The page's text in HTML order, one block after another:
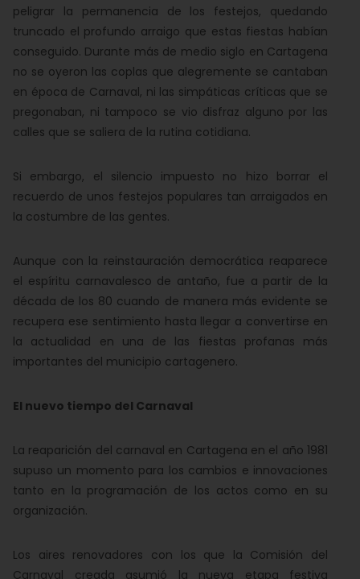
peligrar la permanencia de los festejos, quedando
truncado el profundo arraigo que estas fiestas habían
conseguido. Durante más de medio siglo en Cartagena
no se oyeron las coplas que alegremente se cantaban
en época de Carnaval, ni las simpáticas críticas que se
pregonaban, ni tampoco se vio disfraz alguno por las
calles que se saliera de la rutina cotidiana.
Si embargo, el silencio impuesto no hizo borrar el
recuerdo de unos festejos populares tan arraigados en
la costumbre de las gentes.
Aunque con la reinstauración democrática reaparece
el espíritu carnavalesco de antaño, fue a partir de la
década de los 80 cuando de manera más evidente se
recupera ese sentimiento hasta llegar a convertirse en
la actualidad en una de las fiestas profanas más
importantes del municipio cartagenero.
El nuevo tiempo del Carnaval
La reaparición del carnaval en Cartagena en el año 1981
supuso un momento para los cambios e innovaciones
tanto en la programación de los actos como en su
organización.
Los aires renovadores con los que la Comisión del
Carnaval creada asumió la nueva etapa festiva